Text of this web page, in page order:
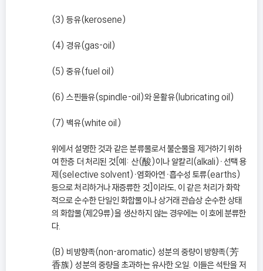
(3) 등유(kerosene)
(4) 경유(gas-oil)
(5) 중유(fuel oil)
(6) 스핀들유(spindle-oil)와 윤활유(lubricating oil)
(7) 백유(white oil)
위에서 설명한 것과 같은 분류물로서 불순물을 제거하기 위하
여 한층 더 처리된 것[예: 산(酸)이나 알칼리(alkali)ㆍ선택 용
제(selective solvent)ㆍ염화아연ㆍ흡수성 토류(earths)
등으로 처리하거나 재증류한 것]이라도, 이 같은 처리가 화학
적으로 순수한 단일인 화합물이나 상거래 관습상 순수한 상태
의 화합물(제29류)을 생산하지 않는 경우에는 이 호에 분류한
다.
(B) 비방향족(non-aromatic) 성분의 중량이 방향족(芳
香族) 성분의 중량을 초과하는 유사한 오일. 이들은 석탄을 저